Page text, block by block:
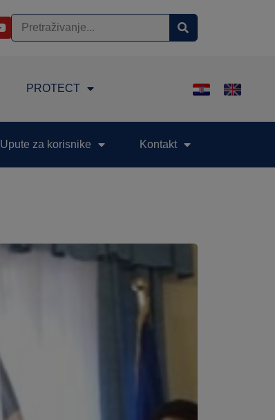
PROTECT
Upute za korisnike Kontakt